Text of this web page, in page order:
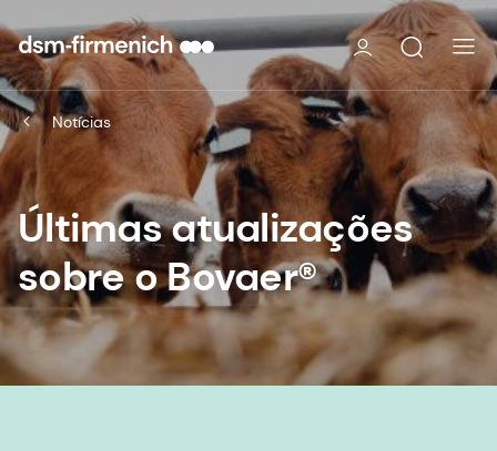
Notícias
Últimas atualizações
sobre o Bovaer®